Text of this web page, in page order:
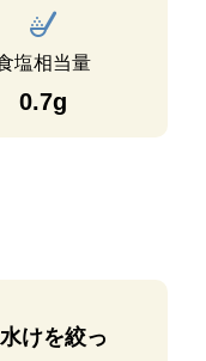
塩相当量
0.7g
けを絞っ